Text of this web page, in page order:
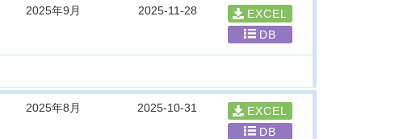
2025年9月 2025-11-28
EXCEL
DB
2025年8月 2025-10-31
EXCEL
DB